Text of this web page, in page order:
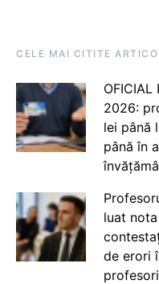
CELE MAI CITITE
2026:
lei până
până în
luat
de erori